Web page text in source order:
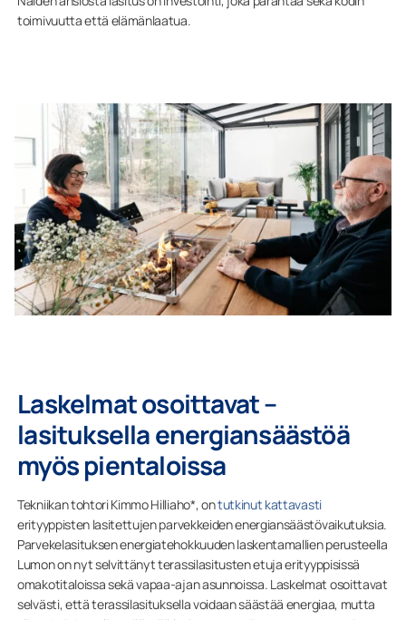
toimivuutta että elämänlaatua.
Laskelmat osoittavat –
lasituksella energiansäästöä
myös pientaloissa
Tekniikan tohtori Kimmo Hilliaho*, ontutkinut kattavasti
erityyppisten lasitettujen parvekkeiden energiansäästövaikutuksia.
Parvekelasituksen energiatehokkuuden laskentamallien perusteella
Lumon on nyt selvittänyt terassilasitusten etuja erityyppisissä
omakotitaloissa sekä vapaa-ajan asunnoissa. Laskelmat osoittavat
selvästi, että terassilasituksella voidaan säästää energiaa, mutta